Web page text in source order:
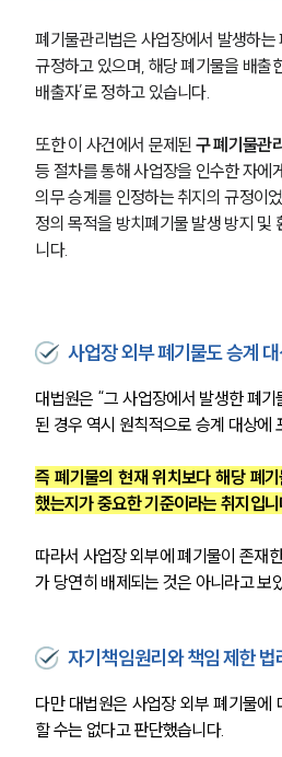
폐기물관리법은 사업장에서 발생하는
규정하고 있으며, 해당 폐기물을 배출
배출자’로 정하고 있습니다.
또한 이 사건에서 문제된 구 폐기물관
등 절차를 통해 사업장을 인수한 자에
의무 승계를 인정하는 취지의 규정이
정의 목적을 방치폐기물 발생 방지 및
니다.
사업장 외부 폐기물도 승계 대
대법원은 “그 사업장에서 발생한 폐기
된 경우 역시 원칙적으로 승계 대상에
즉 폐기물의 현재 위치보다 해당 폐
했는지가 중요한 기준이라는 취지입
따라서 사업장 외부에 폐기물이 존재
가 당연히 배제되는 것은 아니라고 보
자기책임원리와 책임 제한 법
다만 대법원은 사업장 외부 폐기물에
할 수는 없다고 판단했습니다.